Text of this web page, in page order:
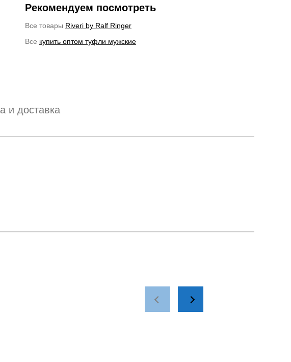
Рекомендуем посмотреть
Все товары Riveri by Ralf Ringer
Все купить оптом туфли мужские
и доставка